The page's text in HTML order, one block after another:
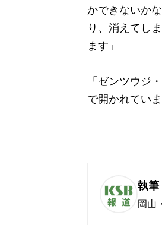
かできないか
り、消えてし
ます」
「ゼンツウジ
で開かれていま
執筆
岡山